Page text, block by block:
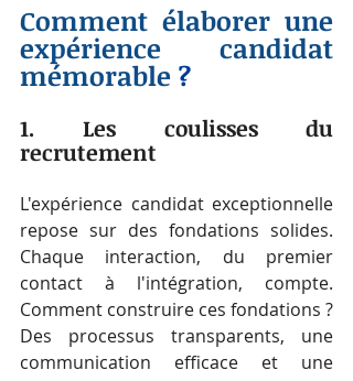
Comment élaborer une
expérience candidat
mémorable ?
1. Les coulisses du
recrutement
L'expérience candidat exceptionnelle
repose sur des fondations solides.
Chaque interaction, du premier
contact à l'intégration, compte.
Comment construire ces fondations ?
Des processus transparents, une
communication efficace et une